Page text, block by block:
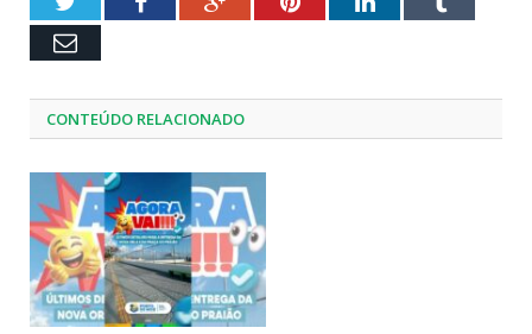
Email
CONTEÚDO RELACIONADO